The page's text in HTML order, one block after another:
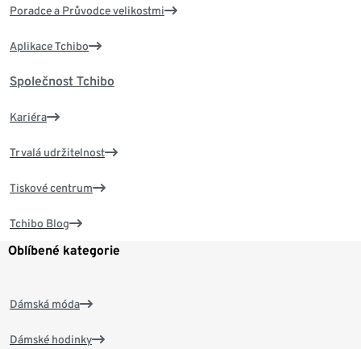
Poradce a Průvodce velikostmi
Aplikace Tchibo
Společnost Tchibo
Kariéra
Trvalá udržitelnost
Tiskové centrum
Tchibo Blog
Oblíbené kategorie
Dámská móda
Dámské hodinky